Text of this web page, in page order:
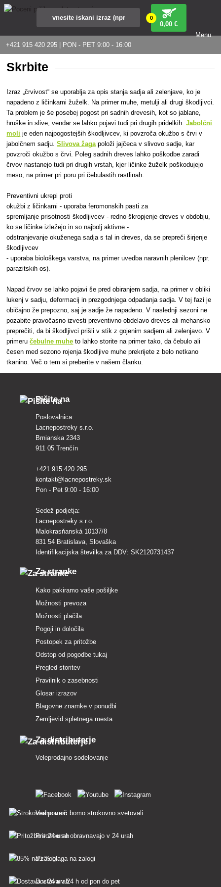
+421 915 420 295 | PON - PET 9:00 - 16:00
0
0,00 €
Menu
Skrbite
Izraz „črvivost“ se uporablja za opis stanja sadja ali zelenjave, ko je
napadeno z ličinkami žuželk. Na primer muhe, metulji ali drugi škodljivci.
Ta problem je še posebej pogost pri sadnih drevesih, kot so jablane,
hruške in slive, vendar se lahko pojavi tudi pri drugih pridelkih.Jabolčni
molj je eden najpogostejših škodljivcev, ki povzroča okužbo s črvi v
jabolčnem sadju.Slivova žaga položi jajčeca v slivovo sadje, kar
povzroči okužbo s črvi. Poleg sadnih dreves lahko poškodbe zaradi
črvov nastanejo tudi pri drugih vrstah, kjer ličinke žuželk poškodujejo
meso, na primer pri poru pri čebulastih rastlinah.
Preventivni ukrepi proti
okužbi z ličinkami - uporaba feromonskih pasti za
spremljanje prisotnosti škodljivcev - redno škropjenje dreves v obdobju,
ko se ličinke izležejo in so najbolj aktivne -
odstranjevanje okuženega sadja s tal in dreves, da se prepreči širjenje
škodljivcev
- uporaba biološkega varstva, na primer uvedba naravnih plenilcev (npr.
parazitskih os).
Napad črvov se lahko pojavi še pred obiranjem sadja, na primer v obliki
lukenj v sadju, deformacij in prezgodnjega odpadanja sadja. V tej fazi je
običajno že prepozno, saj je sadje že napadeno. V naslednji sezoni ne
pozabite pravočasno izvesti preventivno obdelavo dreves ali mehansko
preprečiti, da bi škodljivci prišli v stik z gojenim sadjem ali zelenjavo. V
primeručebulne muhe to lahko storite na primer tako, da čebulo ali
česen med sezono rojenja škodljive muhe prekrijete z belo netkano
tkanino. Več o tem si preberite v našem članku.
Pišite na
Poslovalnica:
Lacnepostreky s.r.o.
Brnianska 2343
911 05 Trenčín
+421 915 420 295
kontakt@lacnepostreky.sk
Pon - Pet 9:00 - 16:00
Sedež podjetja:
Lacnepostreky s.r.o.
Malokrasňanská 10137/8
831 54 Bratislava, Slovaška
Identifikacijska številka za DDV: SK2120731437
Za stranke
Kako pakiramo vaše pošiljke
Možnosti prevoza
Možnosti plačila
Pogoji in določila
Postopek za pritožbe
Odstop od pogodbe tukaj
Pregled storitev
Pravilnik o zasebnosti
Glosar izrazov
Blagovne znamke v ponudbi
Zemljevid spletnega mesta
Za distributerje
Veleprodajno sodelovanje
Vedno vam bomo strokovno svetovali
Pritožbe se obravnavajo v 24 urah
85 % blaga na zalogi
Dostava v 24 h od pon do pet